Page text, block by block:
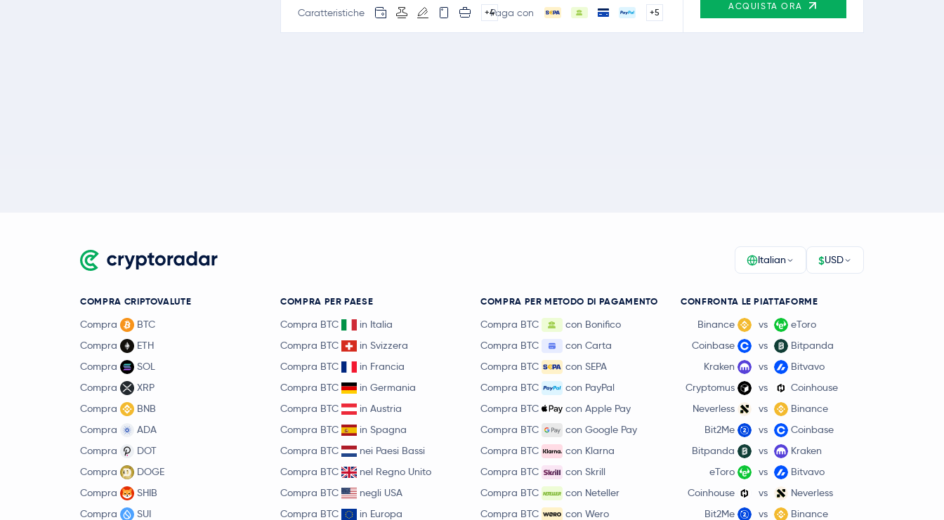
Caratteristiche +4Paga con +5
ACQUISTA ORA
Italian $USD
COMPRA CRIPTOVALUTE
Compra
BTC
Compra
ETH
Compra
SOL
Compra
XRP
Compra
BNB
Compra
ADA
Compra
DOT
Compra
DOGE
Compra
SHIB
Compra
SUI
COMPRA PER PAESE
Compra BTC
in Italia
Compra BTC
in Svizzera
Compra BTC
in Francia
Compra BTC
in Germania
Compra BTC
in Austria
Compra BTC
in Spagna
Compra BTC
nei Paesi Bassi
Compra BTC
nel Regno Unito
Compra BTC
negli USA
Compra BTC
in Europa
COMPRA PER METODO DI PAGAMENTO
Compra BTC
con Bonifico
Compra BTC
con Carta
Compra BTC
con SEPA
Compra BTC
con PayPal
Compra BTC
con Apple Pay
Compra BTC
con Google Pay
Compra BTC
con Klarna
Compra BTC
con Skrill
Compra BTC
con Neteller
Compra BTC
con Wero
CONFRONTA LE PIATTAFORME
Binance vs
eToro
Coinbase
vs
Bitpanda
Kraken
vs
Bitvavo
Cryptomus
vs
Coinhouse
Neverless
vs
Binance
Bit2Me
vs
Coinbase
Bitpanda
vs
Kraken
eToro
vs
Bitvavo
Coinhouse
vs
Neverless
Bit2Me
vs Binance